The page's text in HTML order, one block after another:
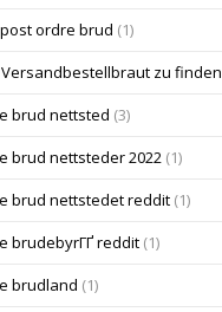
ordre brud (1)
zu finden
brud nettsted (3)
brud nettsteder 2022 (1)
brud nettstedet reddit (1)
brudebyrГҐ reddit (1)
brudland (1)